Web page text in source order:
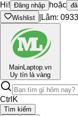
Hi! Đăng nhập hoặc
Wishlist
Lâm:
MainLaptop.vn
Uy tín là vàng
Ctrl K
Tìm kiếm